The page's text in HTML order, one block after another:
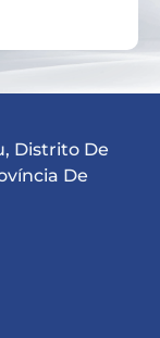
Distrito De
De